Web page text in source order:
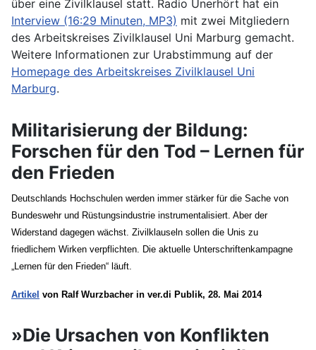
über eine Zivilklausel statt. Radio Unerhört hat ein
Interview (16:29 Minuten, MP3) mit zwei Mitgliedern
des Arbeitskreises Zivilklausel Uni Marburg gemacht.
Weitere Informationen zur Urabstimmung auf der
Homepage des Arbeitskreises Zivilklausel Uni
Marburg.
Militarisierung der Bildung:
Forschen für den Tod – Lernen für
den Frieden
Deutschlands Hochschulen werden immer stärker für die Sache von
Bundeswehr und Rüstungsindustrie instrumentalisiert. Aber der
Widerstand dagegen wächst. Zivilklauseln sollen die Unis zu
friedlichem Wirken verpflichten. Die aktuelle Unterschriftenkampagne
„Lernen für den Frieden“ läuft.
Artikel von Ralf Wurzbacher in ver.di Publik, 28. Mai 2014
»Die Ursachen von Konflikten